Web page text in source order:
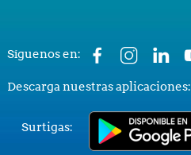
Síguenos en:
Descarga nuestras aplicaciones:
Surtigas: